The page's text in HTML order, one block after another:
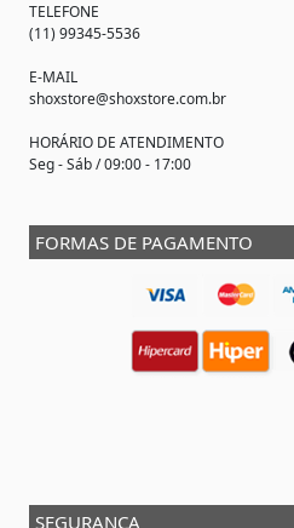
TELEFONE
(11) 99345-5536
E-MAIL
shoxstore@shoxstore.com.br
HORÁRIO DE ATENDIMENTO
Seg - Sáb / 09:00 - 17:00
FORMAS DE PAGAMENTO
SEGURANÇA